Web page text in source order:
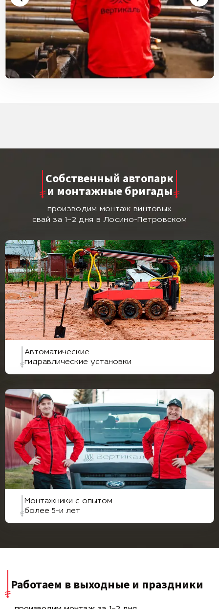
Собственный автопарк
и монтажные бригады
производим монтаж винтовых
свай за 1–2 дня в Лосино-Петровском
Автоматические
гидравлические установки
Монтажники с опытом
более 5-и лет
Работаем в выходные и праздники